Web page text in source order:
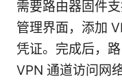
需要路由器固件
管理界面，添加
凭证。完成后，
VPN 通道访问网络